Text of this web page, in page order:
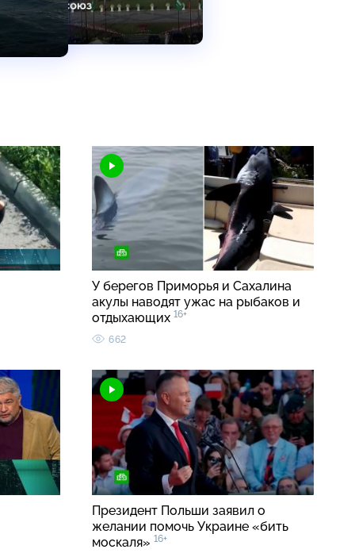
У берегов Приморья и Сахалина
акулы наводят ужас на рыбаков и
отдыхающих 16+
662
Президент Польши заявил о
желании помочь Украине «бить
москаля» 16+